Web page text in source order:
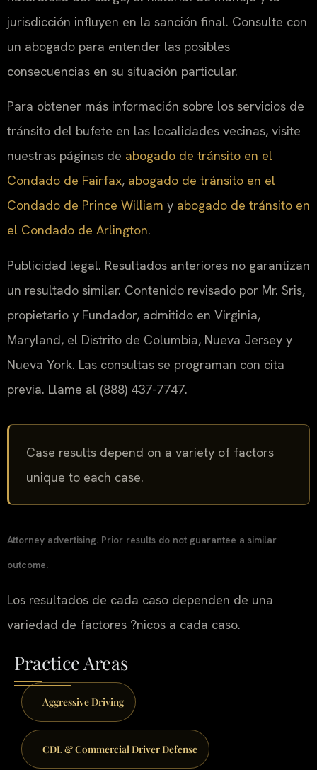
jurisdicción influyen en la sanción final. Consulte con
un abogado para entender las posibles
consecuencias en su situación particular.
Para obtener más información sobre los servicios de
tránsito del bufete en las localidades vecinas, visite
nuestras páginas de abogado de tránsito en el
Condado de Fairfax, abogado de tránsito en el
Condado de Prince William y abogado de tránsito en
el Condado de Arlington.
Publicidad legal. Resultados anteriores no garantizan
un resultado similar. Contenido revisado por Mr. Sris,
propietario y Fundador, admitido en Virginia,
Maryland, el Distrito de Columbia, Nueva Jersey y
Nueva York. Las consultas se programan con cita
previa. Llame al (888) 437-7747.
Case results depend on a variety of factors
unique to each case.
Attorney advertising. Prior results do not guarantee a similar
outcome.
Los resultados de cada caso dependen de una
variedad de factores ?nicos a cada caso.
Practice Areas
Aggressive Driving
CDL & Commercial Driver Defense